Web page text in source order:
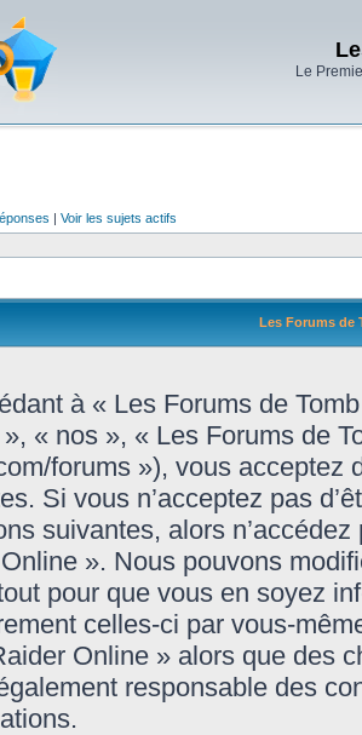
Le
| Voir les sujets actifs
Les Forums de
à « Les Forums de
« nos », « Les Forums de
forums »), vous acceptez
Si vous n’acceptez pas
suivantes, alors
». Nous pouvons
pour que vous en soyez
celles-ci par vous-
Online » alors que des
responsable des